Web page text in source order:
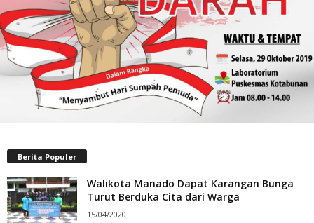
Berita Populer
Walikota Manado Dapat Karangan Bunga
Turut Berduka Cita dari Warga
15/04/2020